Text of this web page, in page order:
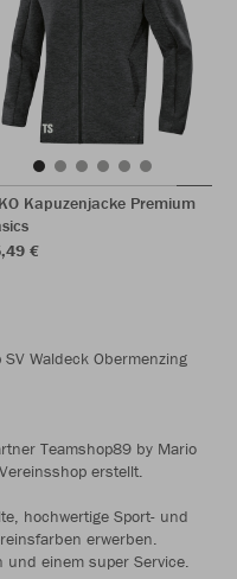
Kapuzenjacke Premium
€
Waldeck Obermenzing
Teamshop89 by Mario
erstellt.
hochwertige Sport- und
erwerben.
und einem super Service.